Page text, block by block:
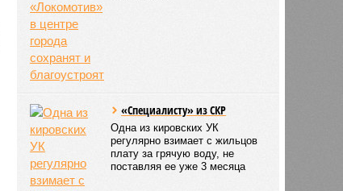
«Специалисту» из СКР
Одна из кировских УК
регулярно взимает с жильцов
плату за грячую воду, не
поставляя ее уже 3 месяца